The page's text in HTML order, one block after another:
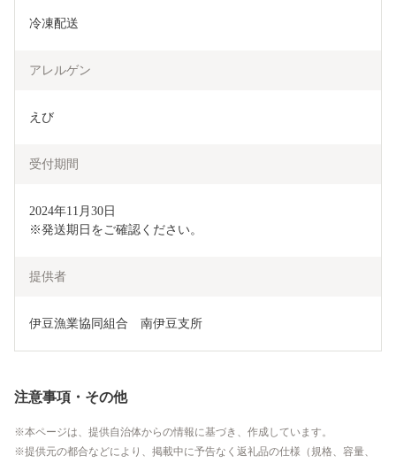
冷凍配送
アレルゲン
えび
受付期間
2024年11月30日
※発送期日をご確認ください。
提供者
伊豆漁業協同組合　南伊豆支所
注意事項・その他
本ページは、提供自治体からの情報に基づき、作成しています。
提供元の都合などにより、掲載中に予告なく返礼品の仕様（規格、容量、